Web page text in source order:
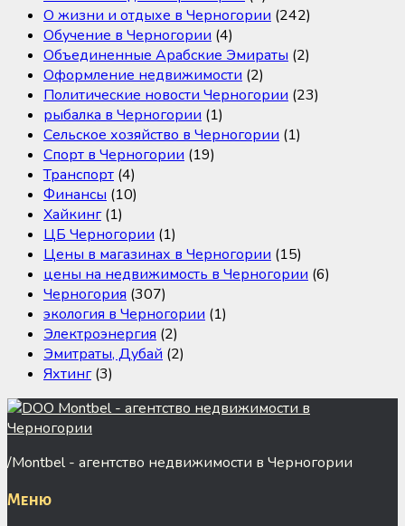
О жизни и отдыхе в Черногории (242)
Обучение в Черногории (4)
Объединенные Арабские Эмираты (2)
Оформление недвижимости (2)
Политические новости Черногории (23)
рыбалка в Черногории (1)
Сельское хозяйство в Черногории (1)
Спорт в Черногории (19)
Транспорт (4)
Финансы (10)
Хайкинг(1)
ЦБ Черногории (1)
Цены в магазинах в Черногории (15)
цены на недвижимость в Черногории (6)
Черногория (307)
экология в Черногории (1)
Электроэнергия (2)
Эмитраты, Дубай (2)
Яхтинг(3)
/Montbel - агентство недвижимости в Черногории
Меню